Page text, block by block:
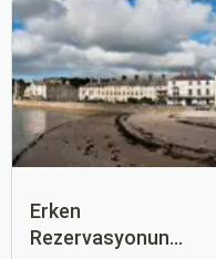
İçin En Konforlu Rotalar ve
İpuçları başlıklı bu
rehberde, otobüs
yolculuğunuzu konforlu ve
keyifli hale getirmek için
bilmeniz gereken her şeyi
bulacaksınız.
Erken
Rezervasyonun